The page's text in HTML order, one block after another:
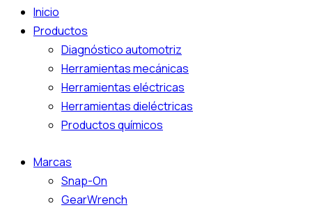
Inicio
Productos
Diagnóstico automotriz
Herramientas mecánicas
Herramientas eléctricas
Herramientas dieléctricas
Productos químicos
Marcas
Snap-On
GearWrench